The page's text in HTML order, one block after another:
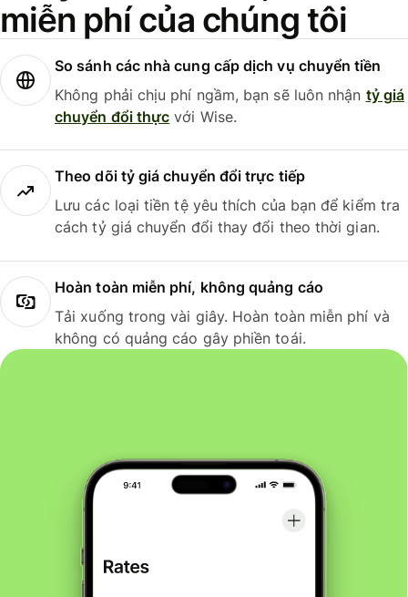
miễn phí của chúng tôi
So sánh các nhà cung cấp dịch vụ chuyển tiền
Không phải chịu phí ngầm, bạn sẽ luôn nhận tỷ giá
chuyển đổi thực với Wise.
Theo dõi tỷ giá chuyển đổi trực tiếp
Lưu các loại tiền tệ yêu thích của bạn để kiểm tra
cách tỷ giá chuyển đổi thay đổi theo thời gian.
Hoàn toàn miễn phí, không quảng cáo
Tải xuống trong vài giây. Hoàn toàn miễn phí và
không có quảng cáo gây phiền toái.